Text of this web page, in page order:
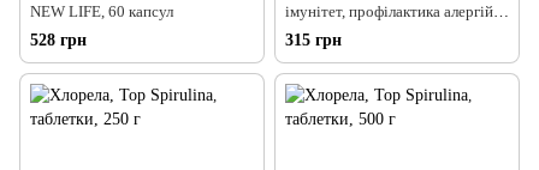
NEW LIFE, 60 капсул
528 грн
імунітет, профілактика алергій
та онкозахворювань, зміцнює
волосся та нігті), 120 капсул
315 грн